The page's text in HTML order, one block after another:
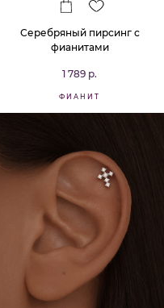
Серебряный пирсинг с
фианитами
1 789 р.
ФИАНИТ